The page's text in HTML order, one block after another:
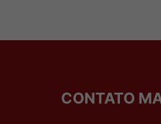
CONTATO